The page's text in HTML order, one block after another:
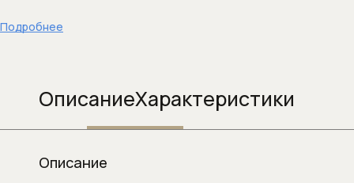
душа)
Душевые панели
Душевые панели и колонны
Душевые стойки
Подробнее
ОписаниеХарактеристики
Описание